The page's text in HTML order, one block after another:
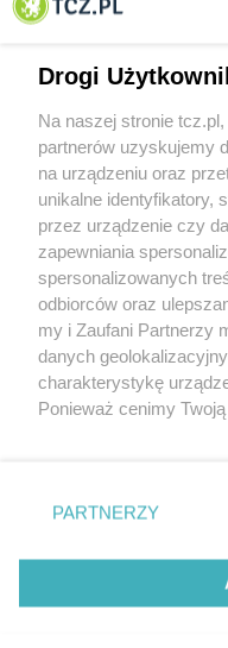
O FIRMIE
REKLAMA
Aktualności
Tcz24
Historia miasta
Drogi
Na naszej stronie
partnerów uzyskujemy
na urządzeniu oraz
unikalne identyfikatory,
przez urządzenie czy
zapewniania
spersonalizowanych
odbiorców oraz
my i Zaufani Partnerzy
danych
charakterystykę
Ponieważ cenimy
znajdujący się w
przetwarzaniu.
PARTNERZY